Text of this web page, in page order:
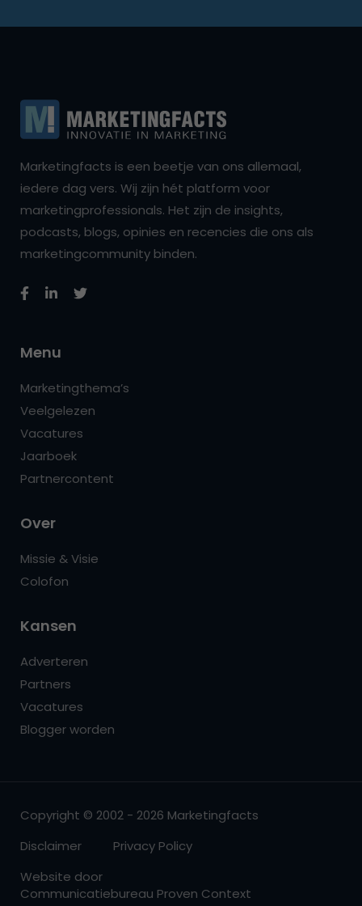
Marketingfacts is een beetje van ons allemaal,
iedere dag vers. Wij zijn hét platform voor
marketingprofessionals. Het zijn de insights,
podcasts, blogs, opinies en recencies die ons als
marketingcommunity binden.
Menu
Marketingthema’s
Veelgelezen
Vacatures
Jaarboek
Partnercontent
Over
Missie & Visie
Colofon
Kansen
Adverteren
Partners
Vacatures
Blogger worden
Copyright © 2002 - 2026 Marketingfacts
Disclaimer
Privacy Policy
Website door
Communicatiebureau Proven Context